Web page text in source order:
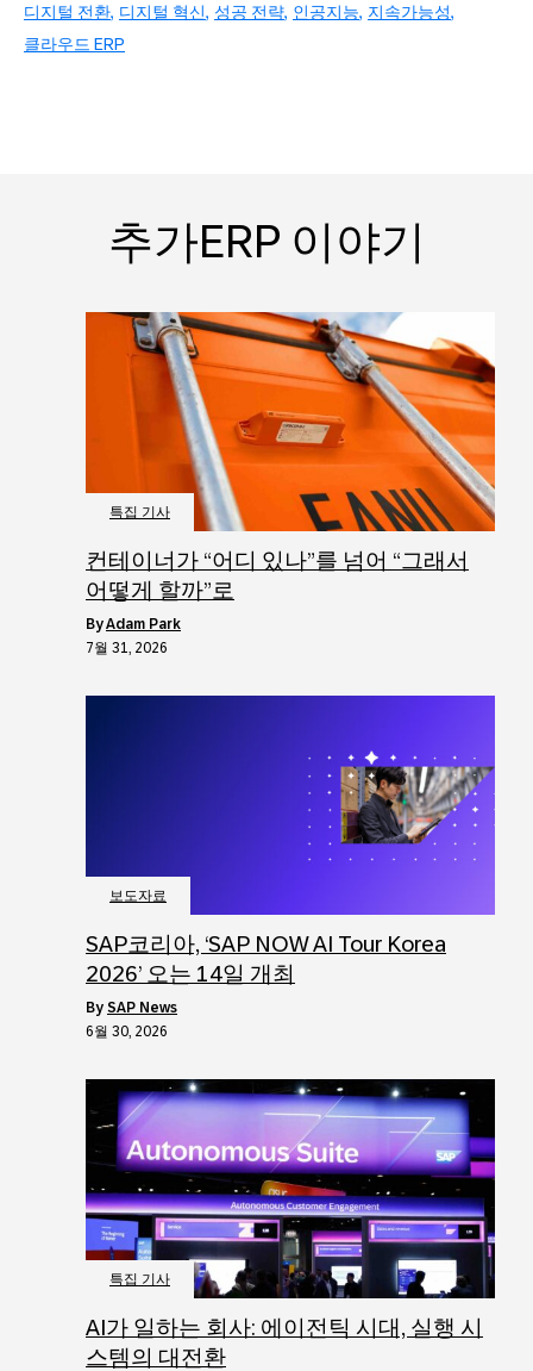
디지털 전환 디지털 혁신 성공 전략 인공지능 지속가능성
클라우드 ERP
추가ERP 이야기
특집 기사
컨테이너가 “어디 있나”를 넘어 “그래서
어떻게 할까”로
byAdam Park
7월 31, 2026
보도자료
SAP코리아, ‘SAP NOW AI Tour Korea
2026’ 오는 14일 개최
by SAP News
6월 30, 2026
특집 기사
AI가 일하는 회사: 에이전틱 시대, 실행 시
스템의 대전환